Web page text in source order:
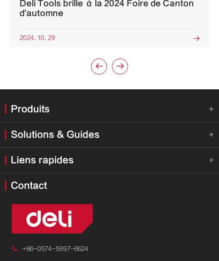
Deli Tools brille à la 2024 Foire de Canton
d'automne
2024. 10. 29 
 
Produits 
Solutions & Guides 
Liens rapides 
Contact
 +86-0574-5997-6624